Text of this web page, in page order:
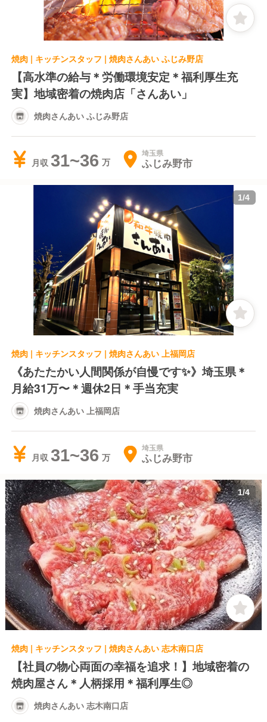
焼肉 | キッチンスタッフ | 焼肉さんあい ふじみ野店
【高水準の給与＊労働環境安定＊福利厚生充
実】地域密着の焼肉店「さんあい」
焼肉さんあい ふじみ野店
月収 31~36 埼玉県
ふじみ野市
1/4
焼肉 | キッチンスタッフ | 焼肉さんあい 上福岡店
《あたたかい人間関係が自慢です✨》埼玉県＊
月給31万〜＊週休2日＊手当充実
焼肉さんあい 上福岡店
月収 31~36 埼玉県
ふじみ野市
1/4
焼肉 | キッチンスタッフ | 焼肉さんあい 志木南口店
【社員の物心両面の幸福を追求！】地域密着の
焼肉屋さん＊人柄採用＊福利厚生◎
焼肉さんあい 志木南口店